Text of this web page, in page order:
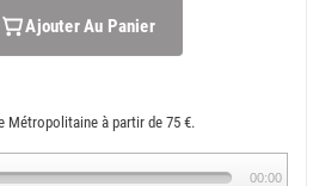
Ajouter Au Panier
Métropolitaine à partir de 75 €.
00:00